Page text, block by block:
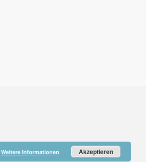
Weitere Informationen Akzeptieren